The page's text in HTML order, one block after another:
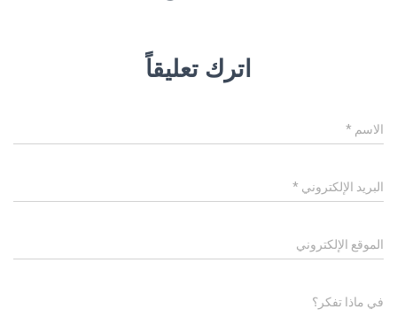
اترك تعليقاً
الاسم *
البريد الإلكتروني *
الموقع الإلكتروني
في ماذا تفكر؟